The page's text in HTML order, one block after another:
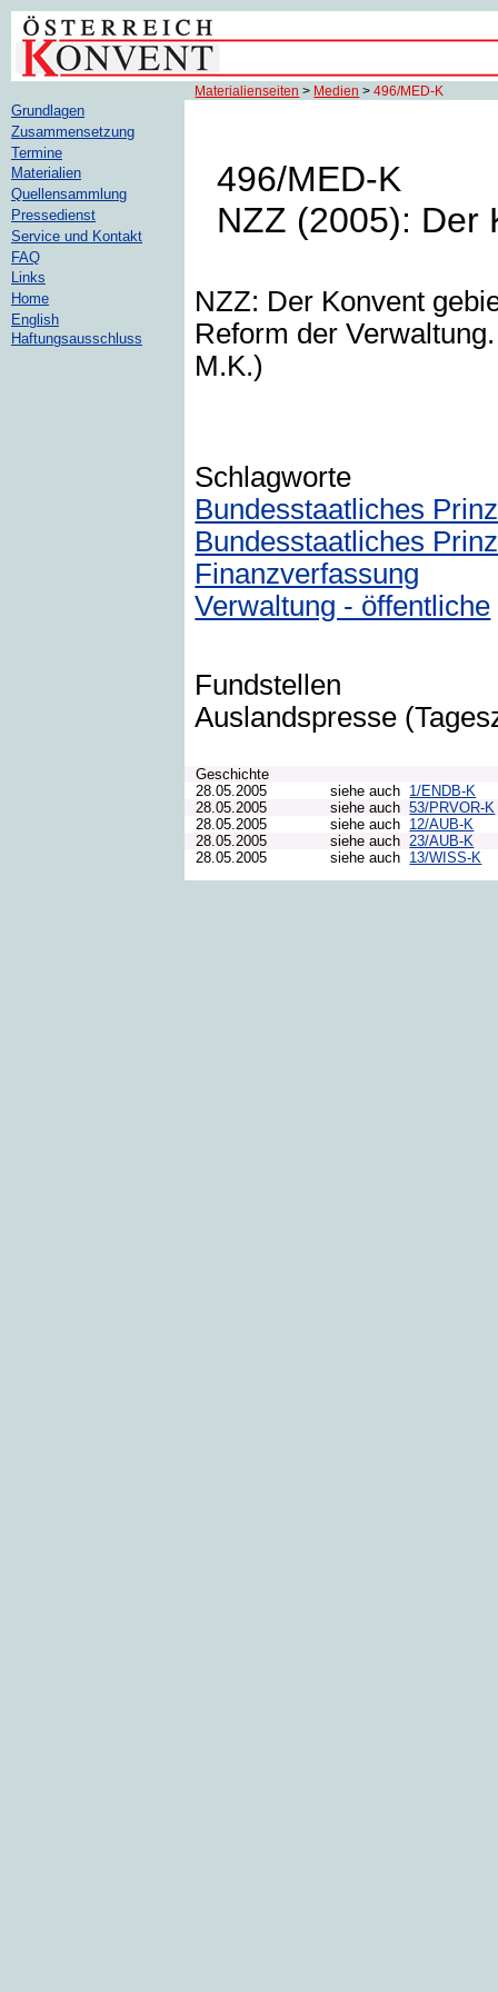
Materialienseiten > Medien >496/MED-K
496/MED-K
NZZ (2005): Der
NZZ: Der Konvent
Reform der
M.K.)
Schlagworte
Bundesstaatliches
Bundesstaatliches
Finanzverfassung
Verwaltung - öffentliche
Fundstellen
Auslandspresse
Geschichte
28.05.2005
siehe auch 1/ENDB-K
28.05.2005
siehe auch 53/PRVOR-K
28.05.2005
siehe auch 12/AUB-K
28.05.2005
siehe auch 23/AUB-K
28.05.2005
siehe auch 13/WISS-K
Grundlagen
Zusammensetzung
Termine
Materialien
Quellensammlung
Pressedienst
Service und Kontakt
FAQ
Links
Home
English
Haftungsausschluss